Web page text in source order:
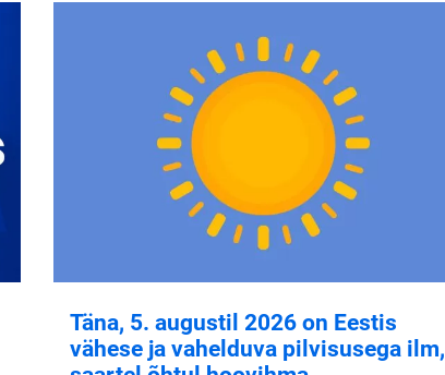
Täna, 5. augustil 2026 on Eestis
vähese ja vahelduva pilvisusega ilm,